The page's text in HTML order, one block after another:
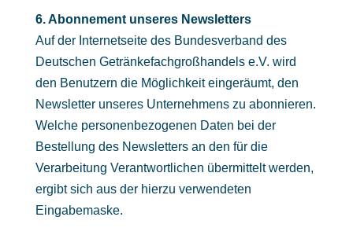
6. Abonnement unseres Newsletters
Auf der Internetseite des Bundesverband des
Deutschen Getränkefachgroßhandels e.V. wird
den Benutzern die Möglichkeit eingeräumt, den
Newsletter unseres Unternehmens zu abonnieren.
Welche personenbezogenen Daten bei der
Bestellung des Newsletters an den für die
Verarbeitung Verantwortlichen übermittelt werden,
ergibt sich aus der hierzu verwendeten
Eingabemaske.